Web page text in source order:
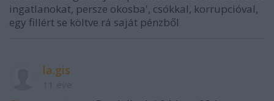
ingatlanokat, persze okosba', csókkal, korrupcióval,
egy fillért se költve rá saját pénzből
la.gis